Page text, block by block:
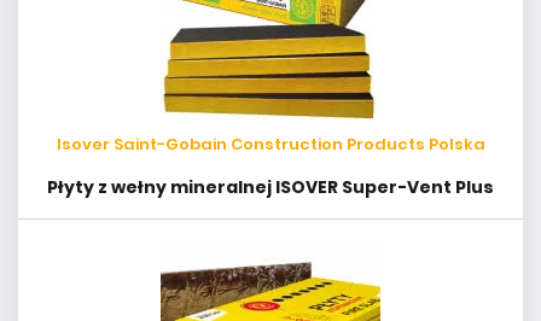
Isover Saint-Gobain Construction Products Polska
Płyty z wełny mineralnej ISOVER Super-Vent Plus